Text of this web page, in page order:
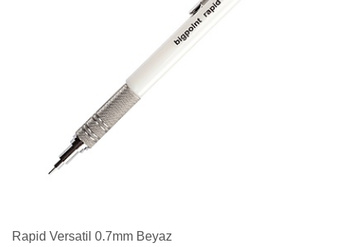
Rapid Versatil 0.7mm Beyaz